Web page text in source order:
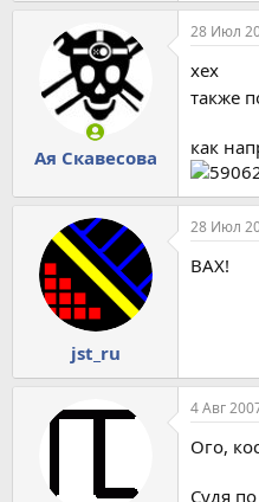
Ая Скавесова
28 Июл
хех
также
как
jst_ru
28 Июл
ВАХ!
4 Авг
Ого,
Судя